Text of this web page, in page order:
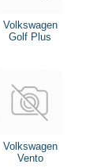
Volkswagen
Golf Plus
Volkswagen
Vento